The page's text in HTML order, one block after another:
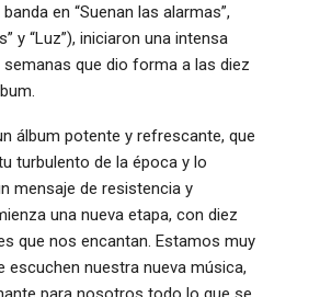
en “Suenan las alarmas”,
y “Luz”), iniciaron una intensa
que dio forma a las diez
álbum potente y refrescante, que
turbulento de la época y lo
mensaje de resistencia y
una nueva etapa, con diez
que nos encantan. Estamos muy
escuchen nuestra nueva música,